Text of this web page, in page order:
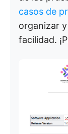
casos de
organizar
facilidad.